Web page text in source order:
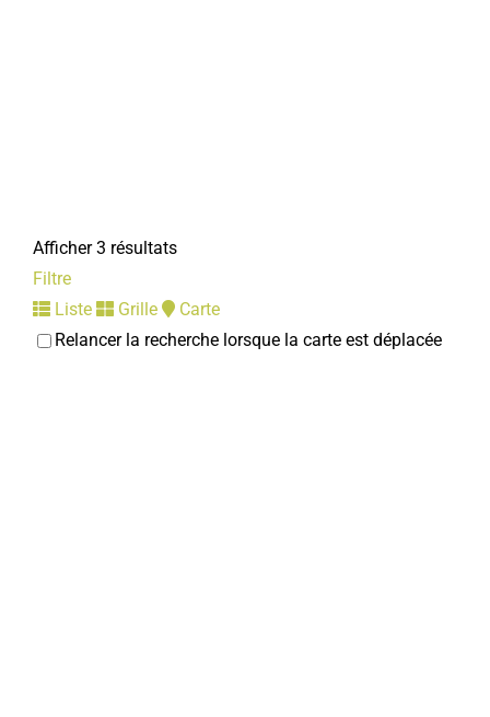
Afficher 3 résultats
Filtre
Liste
Grille
Carte
Relancer la recherche lorsque la carte est déplacée